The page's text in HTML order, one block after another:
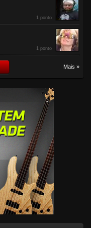
1 ponto
1 ponto
Mais »